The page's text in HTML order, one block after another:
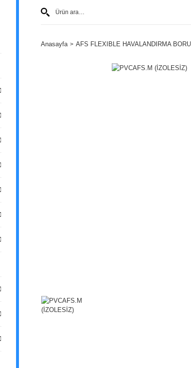
Anasayfa AFS FLEXIBLE HAVALANDIRMA